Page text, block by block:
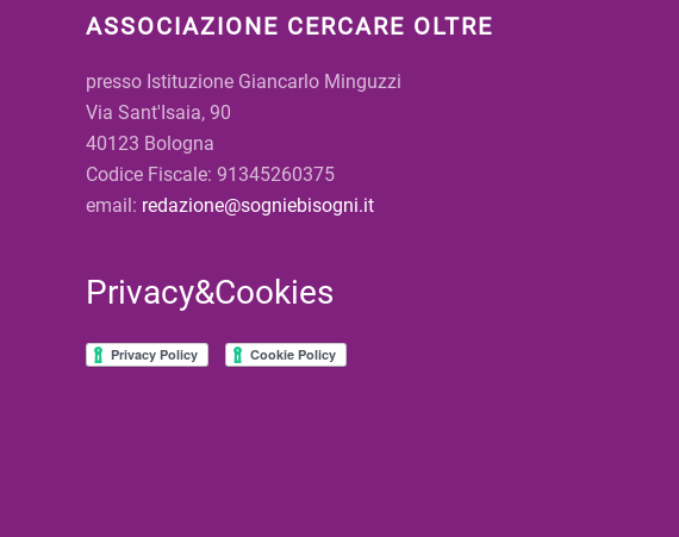
ASSOCIAZIONE CERCARE OLTRE
presso Istituzione Giancarlo Minguzzi
Via Sant'Isaia, 90
40123 Bologna
Codice Fiscale: 91345260375
email: redazione@sogniebisogni.it
Privacy&Cookies